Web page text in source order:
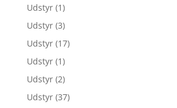
Udstyr (1)
Udstyr (3)
Udstyr (17)
Udstyr (1)
Udstyr (2)
Udstyr (37)